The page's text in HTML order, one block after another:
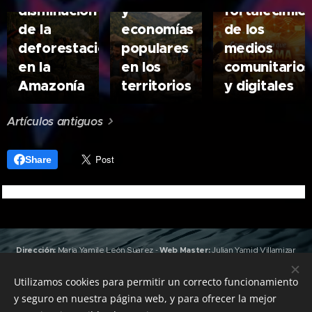
disminución
de la
deforestación
en la
Amazonía
y
economías
populares
en los
territorios
de los
medios
comunitarios
y digitales
Artículos antiguos
Share
Dirección: Maria Yamile León Suarez-Web Master:Julian Yamid Villamizar
León(RapKhemia)
Grabación y Masterización:
Emisora Urdimbre
Sky Heaven
Utilizamos cookies para permitir un correcto funcionamiento
y seguro en nuestra página web, y para ofrecer la mejor